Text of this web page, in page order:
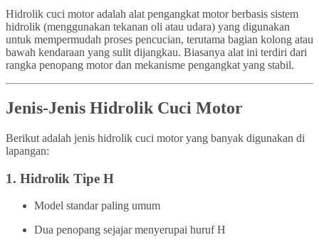
Hidrolik cuci motor adalah alat pengangkat motor berbasis sistem
hidrolik (menggunakan tekanan oli atau udara) yang digunakan
untuk mempermudah proses pencucian, terutama bagian kolong atau
bawah kendaraan yang sulit dijangkau. Biasanya alat ini terdiri dari
rangka penopang motor dan mekanisme pengangkat yang stabil.
Jenis-Jenis Hidrolik Cuci Motor
Berikut adalah jenis hidrolik cuci motor yang banyak digunakan di
lapangan:
1. Hidrolik Tipe H
Model standar paling umum
Dua penopang sejajar menyerupai huruf H